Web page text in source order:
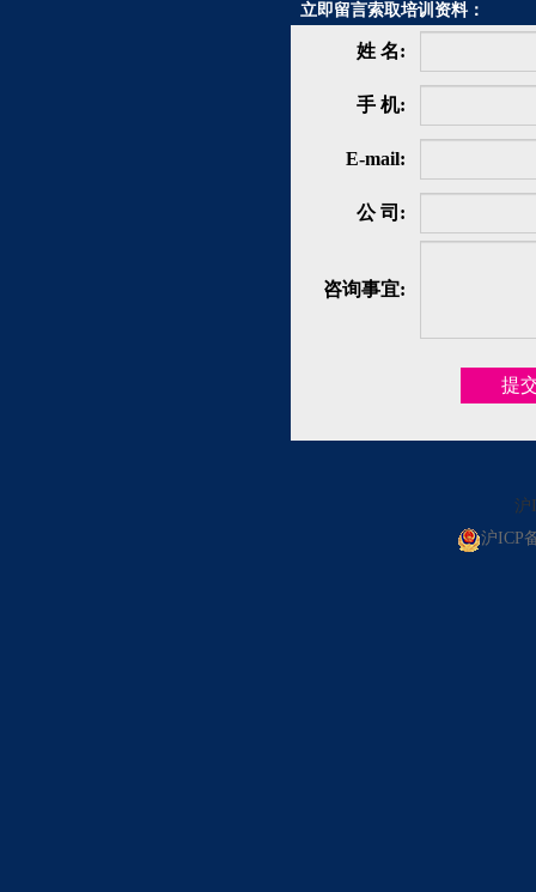
立即留言索取培训资料：
姓 名:
手 机:
E-mail:
公 司:
咨询事宜:
沪
沪ICP